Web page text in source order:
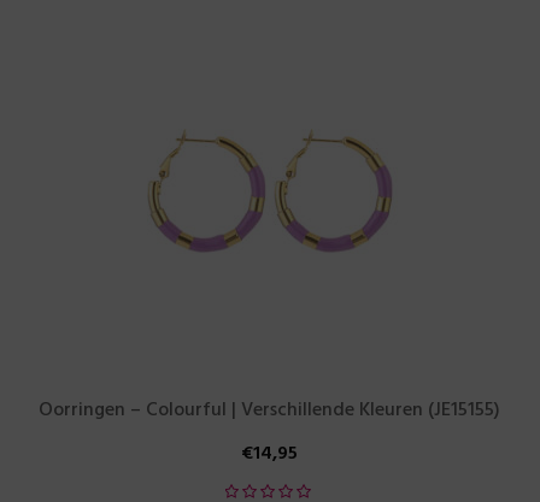
Oorringen – Colourful | Verschillende Kleuren (JE15155)
€14,95